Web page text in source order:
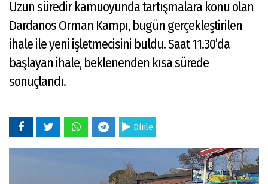
Uzun süredir kamuoyunda tartışmalara konu olan
Dardanos Orman Kampı, bugün gerçekleştirilen
ihale ile yeni işletmecisini buldu. Saat 11.30’da
başlayan ihale, beklenenden kısa sürede
sonuçlandı.
Dinle